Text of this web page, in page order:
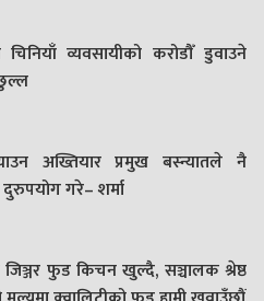
चिनियाँ व्यवसायीको करोडौँ डुवाउने
अख्तियार प्रमुख बस्न्यातले नै
गरे– शर्मा
जिञ्जर फुड किचन खुल्दै, सञ्चालक श्रेष्ठ